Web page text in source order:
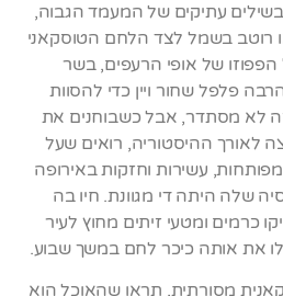
עתיקים של המעמד הגבוה,
רוטב בשמל לצד הלחם הטוסקאני
הפפוזו של אופי הרעפים, בשר
פלפל שחור ויין כדי להסוות
לא מסתדר, אבל כשבוחנים את
לאורך ההיסטוריה, רואים שעל
עשירות וחזקות באירופה
שלה היתה די מגוונת. חיו בה
כרמים ומטעי זיתים מחוץ לעיר
את אותה כיכר לחם במשך שבוע.
מסורתית, תראו שהאוכל הוא